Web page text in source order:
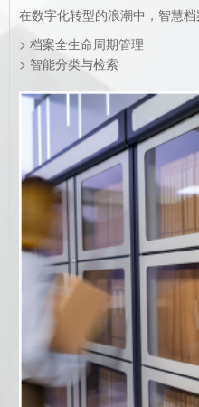
> 档案全生命周期管理
> 智能分类与检索